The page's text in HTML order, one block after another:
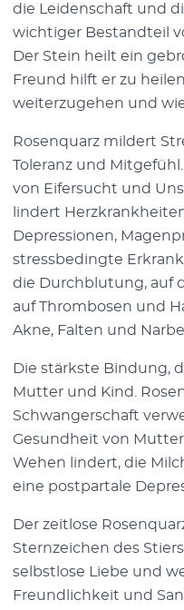
die Leidenschaft und
wichtiger Bestandteil
Der Stein heilt ein
Freund hilft er zu
weiterzugehen und
Rosenquarz mildert
Toleranz und
von Eifersucht und
lindert
Depressionen,
stressbedingte
die Durchblutung, auf
auf Thrombosen und
Akne, Falten und
Die stärkste Bindung,
Mutter und Kind.
Schwangerschaft
Gesundheit von
Wehen lindert, die
eine postpartale
Der zeitlose
Sternzeichen des
selbstlose Liebe und
Freundlichkeit und